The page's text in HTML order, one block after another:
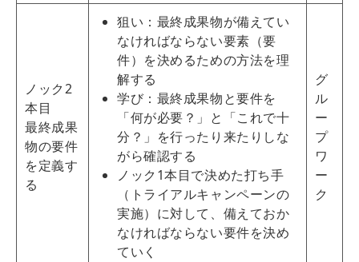
ノック2
本目
最終成果
物の要件
を定義す
る
狙い：最終成果物が備えてい
なければならない要素（要
件）を決めるための方法を理
解する
学び：最終成果物と要件を
「何が必要？」と「これで十
分？」を行ったり来たりしな
がら確認する
ノック1本目で決めた打ち手
（トライアルキャンペーンの
実施）に対して、備えておか
なければならない要件を決め
ていく
グ
ル
ー
プ
ワ
ー
ク